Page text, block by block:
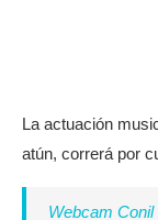
La actuación
atún, correrá por
Webcam Conil